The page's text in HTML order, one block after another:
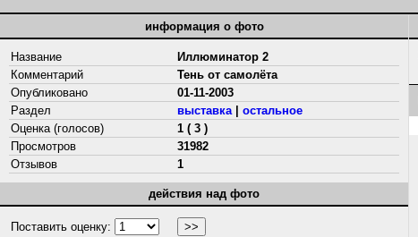
информация о фото
Название
Иллюминатор 2
Комментарий
Тень от самолёта
Опубликовано
01-11-2003
Раздел
выставка| остальное
Оценка (голосов)
1 ( 3 )
Просмотров
31982
Отзывов
1
действия над фото
Поставить оценку: